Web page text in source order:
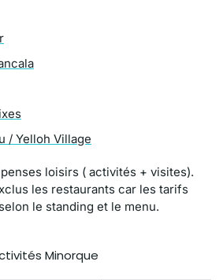
/ Yelloh Village
loisirs ( activités + visites).
les restaurants car les tarifs
le standing et le menu.
Minorque